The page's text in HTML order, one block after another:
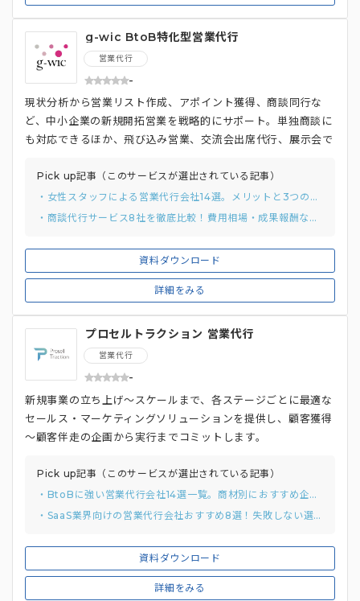
g-wic BtoB特化型営業代行
営業代行
-
資料ダウンロード
詳細をみる
現状分析から営業リスト作成、アポイント獲得、商談同行な
ど、中小企業の新規開拓営業を戦略的にサポート。単独商談に
も対応できるほか、飛び込み営業、交流会出席代行、展示会で
です。女性ならではの傾聴力や共感力を活かした営業支援で事
業を成功へと導きます。
Pick up記事（このサービスが選出されている記事）
・女性スタッフによる営業代行会社14選。メリットと3つの比較ポイント
・商談代行サービス8社を徹底比較！費用相場・成果報酬などの選定基準も紹介！
プロセルトラクション 営業代行
営業代行
-
資料ダウンロード
詳細をみる
新規事業の立ち上げ～スケールまで、各ステージごとに最適な
セールス・マーケティングソリューションを提供し、顧客獲得
～顧客伴走の企画から実行までコミットします。
Pick up記事（このサービスが選出されている記事）
・BtoBに強い営業代行会社14選一覧。商材別におすすめ企業を紹介
・SaaS業界向けの営業代行会社おすすめ8選！失敗しない選び方と費用相場も解説